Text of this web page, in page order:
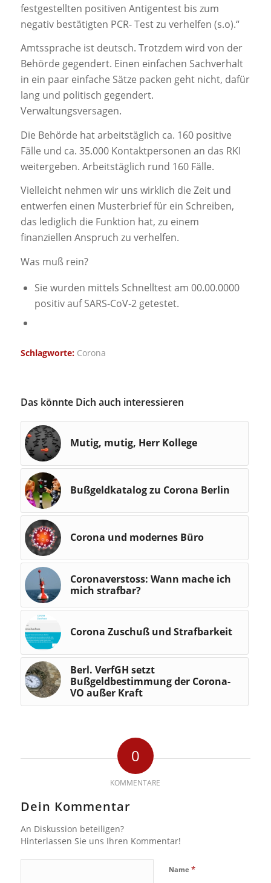
festgestellten positiven Antigentest bis zum
negativ bestätigten PCR- Test zu verhelfen (s.o).“
Amtssprache ist deutsch. Trotzdem wird von der
Behörde gegendert. Einen einfachen Sachverhalt
in ein paar einfache Sätze packen geht nicht, dafür
lang und politisch gegendert.
Verwaltungsversagen.
Die Behörde hat arbeitstäglich ca. 160 positive
Fälle und ca. 35.000 Kontaktpersonen an das RKI
weitergeben. Arbeitstäglich rund 160 Fälle.
Vielleicht nehmen wir uns wirklich die Zeit und
entwerfen einen Musterbrief für ein Schreiben,
das lediglich die Funktion hat, zu einem
finanziellen Anspruch zu verhelfen.
Was muß rein?
Sie wurden mittels Schnelltest am 00.00.0000
positiv auf SARS-CoV-2 getestet.
Schlagworte: Corona
Das könnte Dich auch interessieren
Mutig, mutig, Herr Kollege
Bußgeldkatalog zu Corona Berlin
Corona und modernes Büro
Coronaverstoss: Wann mache ich
mich strafbar?
Corona Zuschuß und Strafbarkeit
Berl. VerfGH setzt
Bußgeldbestimmung der Corona-
VO außer Kraft
0
KOMMENTARE
Dein Kommentar
An Diskussion beteiligen?
Hinterlassen Sie uns Ihren Kommentar!
Name *